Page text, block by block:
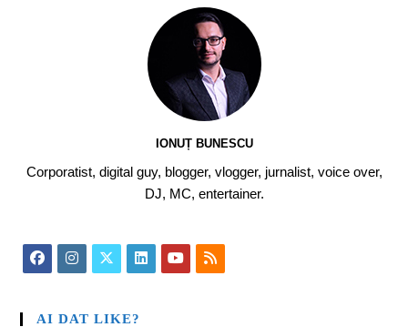
IONUȚ BUNESCU
Corporatist, digital guy, blogger, vlogger, jurnalist, voice over,
DJ, MC, entertainer.
AI DAT LIKE?